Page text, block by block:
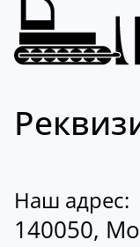
Наш адрес:
140050,